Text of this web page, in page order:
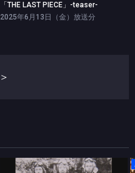
「THE LAST PIECE」-teaser-
2025年6月13日（金）放送分
＞